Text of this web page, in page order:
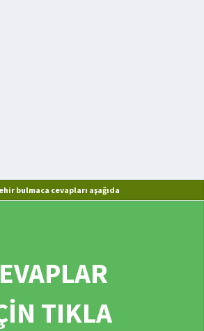
bulmaca cevapları aşağıda
TIKLA